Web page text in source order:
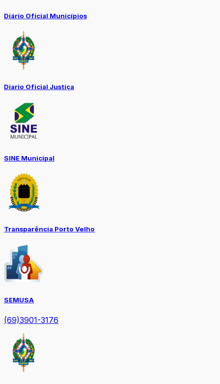
Diário Oficial Municípios
Diario Oficial Justiça
SINE Municipal
Transparência Porto Velho
SEMUSA
(69)3901-3176